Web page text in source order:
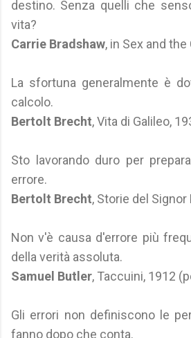
destino. Senza quelli che
vita?
Carrie Bradshaw, in Sex and
La sfortuna generalmente è
calcolo.
Bertolt Brecht, Vita di Galileo,
Sto lavorando duro per
errore.
Bertolt Brecht, Storie del Signor
Non v'è causa d'errore più
della verità assoluta.
Samuel Butler, Taccuini, 1912
Gli errori non definiscono le
fanno dopo che conta.